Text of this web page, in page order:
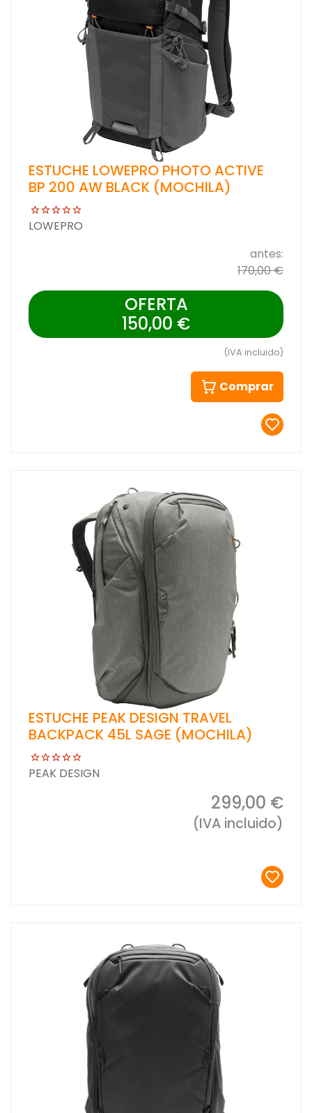
ESTUCHE LOWEPRO PHOTO ACTIVE
BP 200 AW BLACK (MOCHILA)
LOWEPRO
antes:
170,00 €
OFERTA
150,00 €
(IVA incluido)
Comprar
ESTUCHE PEAK DESIGN TRAVEL
BACKPACK 45L SAGE (MOCHILA)
PEAK DESIGN
299,00 €
(IVA incluido)